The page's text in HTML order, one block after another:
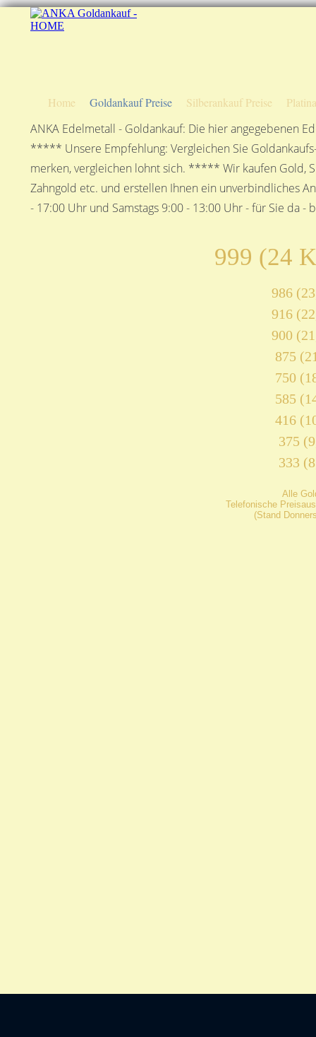
Home Goldankauf Preise Silberankauf Preise
ANKA Edelmetall - Goldankauf: Die hier angegebenen
***** Unsere Empfehlung: Vergleichen Sie
merken, vergleichen lohnt sich. ***** Wir kaufen Gold,
Zahngold etc. und erstellen Ihnen ein unverbindliches
- 17:00 Uhr und Samstags 9:00 - 13:00 Uhr - für Sie
999 (24
986
916
900
875
750
585
416
375
333
Alle
Telefonische
(Stand